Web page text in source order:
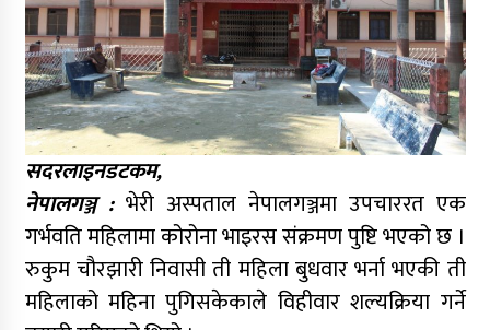
सदरलाइनडटकम,
नेपालगञ्ज : भेरी अस्पताल नेपालगञ्जमा उपचाररत एक
गर्भवति महिलामा कोरोना भाइरस संक्रमण पुष्टि भएको छ ।
रुकुम चौरझारी निवासी ती महिला बुधवार भर्ना भएकी ती
महिलाको महिना पुगिसकेकाले विहीवार शल्यक्रिया गर्ने